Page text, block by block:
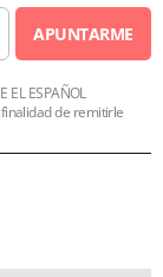
APUNTARME
EL ESPAÑOL
finalidad de remitirle